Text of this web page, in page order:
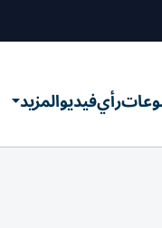
رأيفيديوالمزيد